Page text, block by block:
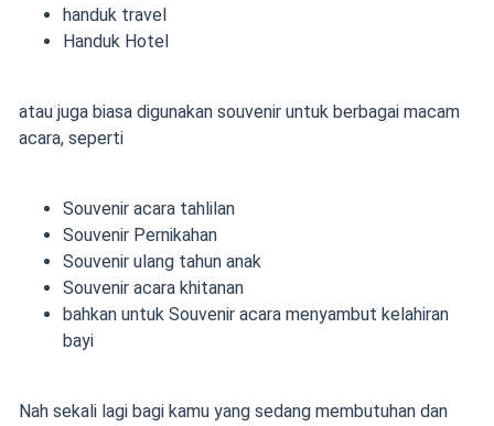
handuk travel
Handuk Hotel
atau juga biasa digunakan souvenir untuk berbagai macam
acara, seperti
Souvenir acara tahlilan
Souvenir PernikahanJombang
Souvenir ulang tahun anak
Souvenir acara khitanan
bahkan untuk Souvenir acara menyambut kelahiran
bayi
Nah sekali lagi bagi kamu yang sedang membutuhan dan